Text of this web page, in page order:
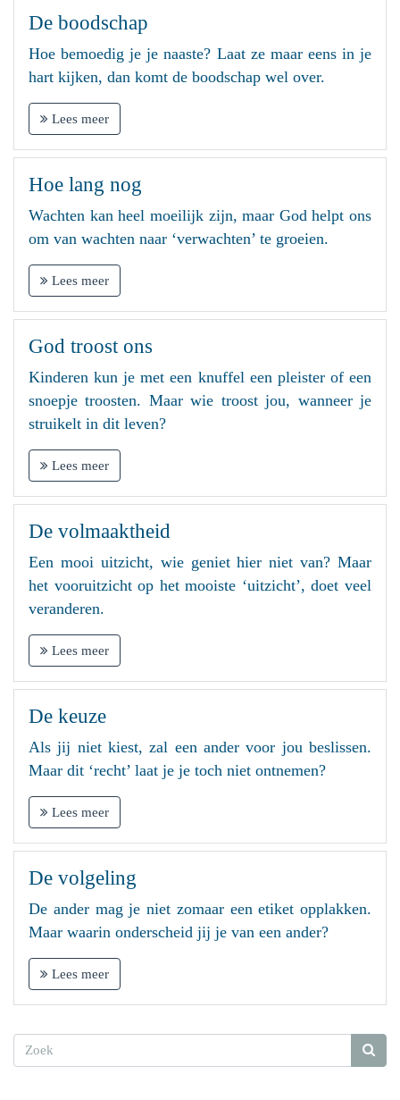
De boodschap
Hoe bemoedig je je naaste? Laat ze maar eens in je
hart kijken, dan komt de boodschap wel over.
Lees meer
Hoe lang nog
Wachten kan heel moeilijk zijn, maar God helpt ons
om van wachten naar ‘verwachten’ te groeien.
Lees meer
God troost ons
Kinderen kun je met een knuffel een pleister of een
snoepje troosten. Maar wie troost jou, wanneer je
struikelt in dit leven?
Lees meer
De volmaaktheid
Een mooi uitzicht, wie geniet hier niet van? Maar
het vooruitzicht op het mooiste ‘uitzicht’, doet veel
veranderen.
Lees meer
De keuze
Als jij niet kiest, zal een ander voor jou beslissen.
Maar dit ‘recht’ laat je je toch niet ontnemen?
Lees meer
De volgeling
De ander mag je niet zomaar een etiket opplakken.
Maar waarin onderscheid jij je van een ander?
Lees meer